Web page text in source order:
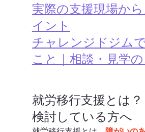
実際の支援現場か
イント
チャレンジドジム
こと｜相談・見学
就労移行支援とは
検討している方へ